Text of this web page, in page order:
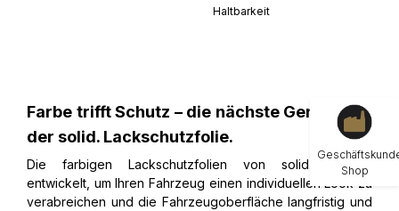
Farbe trifft Schutz – die nächste Generation
der solid. Lackschutzfolie.
Die farbigen Lackschutzfolien von solid. wurden
entwickelt, um Ihren Fahrzeug einen individuellen Look zu
verabreichen und die Fahrzeugoberfläche langfristig und
Haltbarkeit
Shop